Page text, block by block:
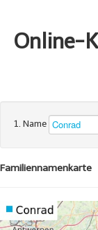
Online-
1. Name
Familiennamenkarte